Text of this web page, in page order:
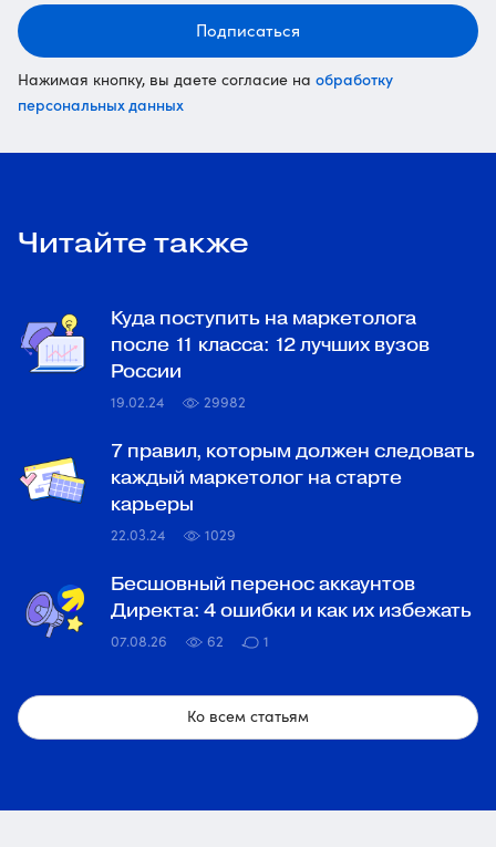
Подписаться
Нажимая кнопку, вы даете согласие на обработку
персональных данных
Читайте также
Куда поступить на маркетолога
после 11 класса: 12 лучших вузов
России
19.02.24 29982
7 правил, которым должен следовать
каждый маркетолог на старте
карьеры
22.03.24 1029
Бесшовный перенос аккаунтов
Директа: 4 ошибки и как их избежать
07.08.26 62 1
Ко всем статьям